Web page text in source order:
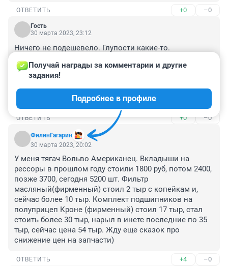
ОТВЕТИТЬ +0 –0
Гость
30 марта 2023, 23:12
Ничего не подешевело. Глупости какие-то.
500,700 ,а потом его вообще не стало. теперь 500р/
стоит барматуха , на которую год назад смотрели
только скупердяи или владельцы умирающих
ОТВЕТИТЬ +0 –0
ФилинГагарин
Получай награды за комментарии и другие
задания!
Подробнее в профиле
30 марта 2023, 20:02
У меня тягач Вольво Американец. Вкладыши на
рессоры в прошлом году стоили 1800 руб, потом 2400,
позже 3700, сегодня 5200 шт. Фильтр
масляный(фирменный) стоил 2 тыр с копейкам и,
сейчас более 10 тыр. Комплект подшипников на
полуприцеп Кроне (фирменный) стоил 17 тыр, стал
стоить более 30 тыр, нарыл в инете последние по 35
тыр, сейчас цена 54 тыр. Жду еще сказок про
снижение цен на запчасти)
ОТВЕТИТЬ +4 –0